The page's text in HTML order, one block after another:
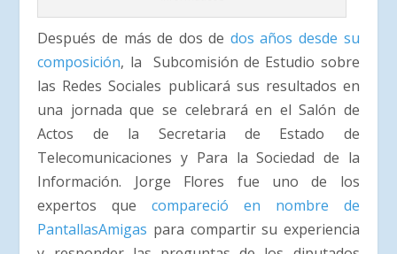
Después de más de dos de dos años desde su
composición, la Subcomisión de Estudio sobre
las Redes Sociales publicará sus resultados en
una jornada que se celebrará en el Salón de
Actos de la Secretaria de Estado de
Telecomunicaciones y Para la Sociedad de la
Información. Jorge Flores fue uno de los
expertos quecompareció en nombre de
PantallasAmigas para compartir su experiencia